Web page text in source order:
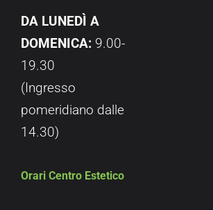
DA LUNEDÌ A
DOMENICA: 9.00-
19.30
(Ingresso
pomeridiano dalle
14.30)
Orari Centro Estetico